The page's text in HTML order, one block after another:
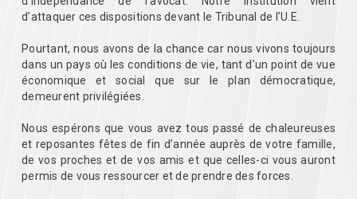
d’attaquer ces dispositions devant le Tribunal de l’U.E.
Pourtant, nous avons de la chance car nous vivons toujours
dans un pays où les conditions de vie, tant d’un point de vue
économique et social que sur le plan démocratique,
demeurent privilégiées.
Nous espérons que vous avez tous passé de chaleureuses
et reposantes fêtes de fin d’année auprès de votre famille,
de vos proches et de vos amis et que celles-ci vous auront
permis de vous ressourcer et de prendre des forces.